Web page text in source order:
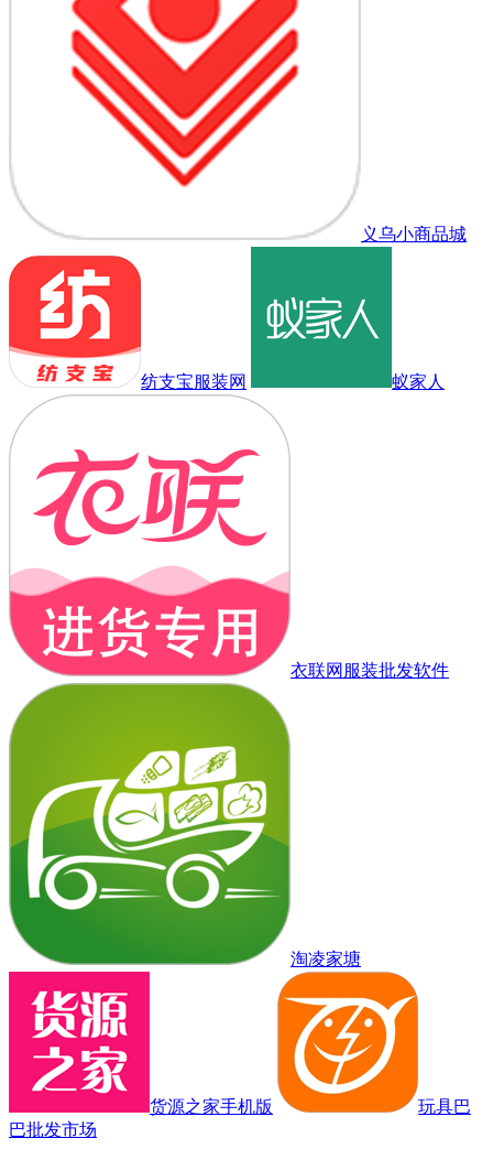
义乌小商品城
纺支宝服装网 蚁家人
衣联网服装批发软件
淘凌家塘
货源之家手机版
玩具巴
巴批发市场